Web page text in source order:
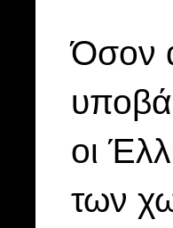
Όσον
οι
των